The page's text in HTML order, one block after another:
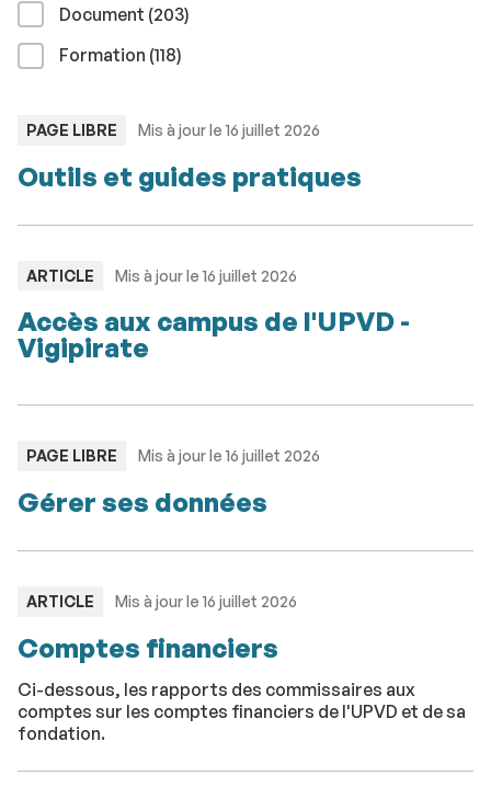
Document (203résultats
)
Formation (118résultats
)
TYPE
PAGE LIBRE Mis à jour le 16 juillet 2026
Outils et guides pratiques
TYPE
ARTICLE Mis à jour le 16 juillet 2026
Accès aux campus de l'UPVD -
Vigipirate
TYPE
PAGE LIBRE Mis à jour le 16 juillet 2026
Gérer ses données
TYPE
ARTICLE Mis à jour le 16 juillet 2026
Comptes financiers
Ci-dessous, les rapports des commissaires aux
comptes sur les comptes financiers de l'UPVD et de sa
fondation.